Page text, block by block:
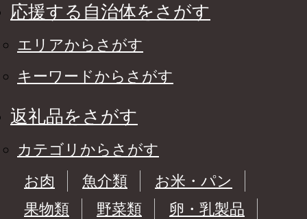
応援する自治体をさがす
エリアからさがす
キーワードからさがす
返礼品をさがす
カテゴリからさがす
お肉
魚介類
お米・パン
果物類
野菜類
卵・乳製品